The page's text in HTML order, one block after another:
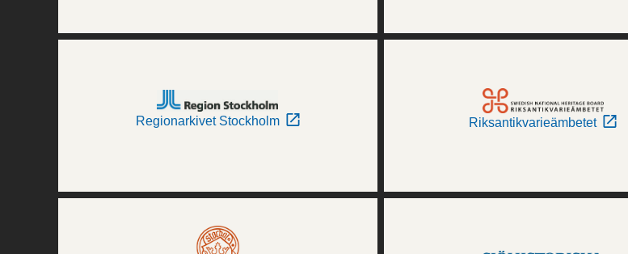
Regionarkivet Stockholm Riksantikvarieämbetet